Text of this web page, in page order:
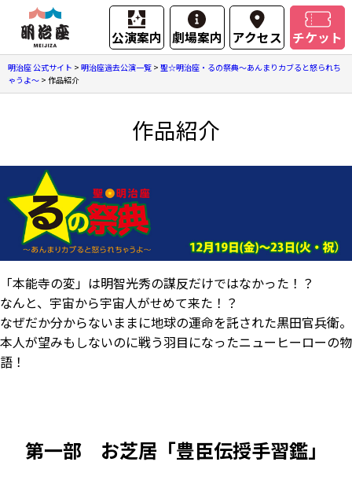
公演案内 劇場案内 アクセス チケット
明治座 公式サイト > 明治座過去公演一覧 > 聖☆明治座・るの祭典～あんまりカブると怒られち
ゃうよ～ > 作品紹介
作品紹介
「本能寺の変」は明智光秀の謀反だけではなかった！？
なんと、宇宙から宇宙人がせめて来た！？
なぜだか分からないままに地球の運命を託された黒田官兵衛。
本人が望みもしないのに戦う羽目になったニューヒーローの物
語！
第一部 お芝居「豊臣伝授手習鑑」